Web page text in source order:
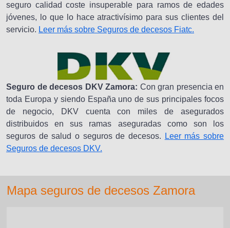
seguro calidad coste insuperable para ramos de edades
jóvenes, lo que lo hace atractivísimo para sus clientes del
servicio. Leer más sobre Seguros de decesos Fiatc.
Seguro de decesos DKV Zamora: Con gran presencia en
toda Europa y siendo España uno de sus principales focos
de negocio, DKV cuenta con miles de asegurados
distribuidos en sus ramas aseguradas como son los
seguros de salud o seguros de decesos.
Leer más sobre
Seguros de decesos DKV.
Mapa seguros de decesos Zamora